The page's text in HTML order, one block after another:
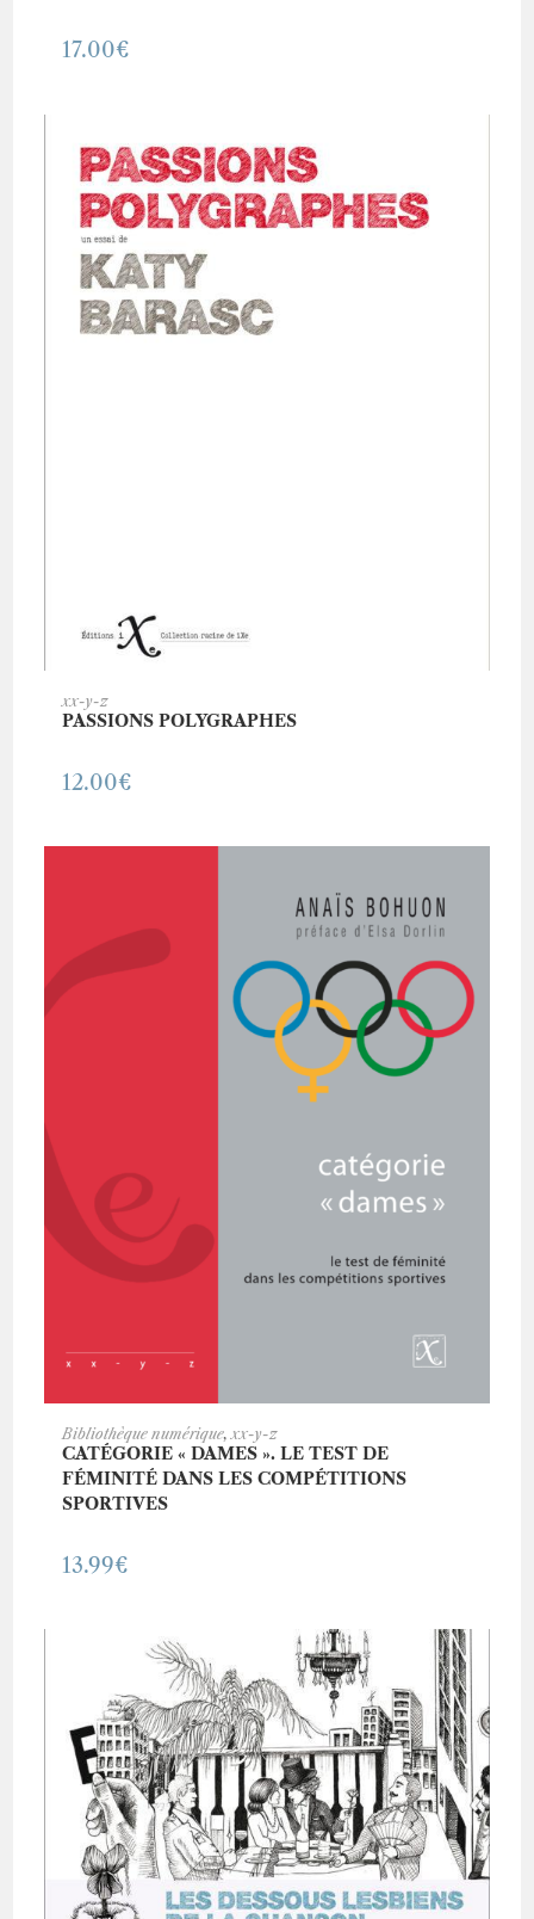
17.00€
xx-y-z
PASSIONS POLYGRAPHES
12.00€
ACHETER CE LIVRE
Bibliothèque numérique, xx-y-z
CATÉGORIE « DAMES ». LE TEST DE
FÉMINITÉ DANS LES COMPÉTITIONS
SPORTIVES
13.99€